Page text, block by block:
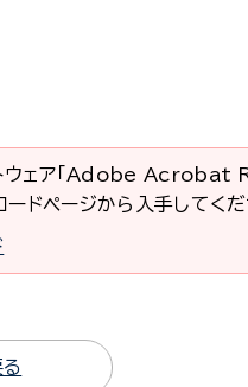
ェア「Adobe Acrobat
ページから入手してくだ